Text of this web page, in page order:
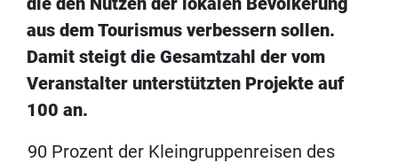
aus dem Tourismus verbessern sollen.
Damit steigt die Gesamtzahl der vom
Veranstalter unterstützten Projekte auf
100 an.
90 Prozent der Kleingruppenreisen des